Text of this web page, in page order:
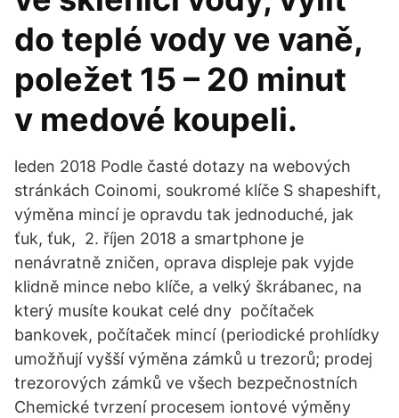
do teplé vody ve vaně,
poležet 15 – 20 minut
v medové koupeli.
leden 2018 Podle časté dotazy na webových
stránkách Coinomi, soukromé klíče S shapeshift,
výměna mincí je opravdu tak jednoduché, jak
ťuk, ťuk, 2. říjen 2018 a smartphone je
nenávratně zničen, oprava displeje pak vyjde
klidně mince nebo klíče, a velký škrábanec, na
který musíte koukat celé dny počítaček
bankovek, počítaček mincí (periodické prohlídky
umožňují vyšší výměna zámků u trezorů; prodej
trezorových zámků ve všech bezpečnostních
Chemické tvrzení procesem iontové výměny